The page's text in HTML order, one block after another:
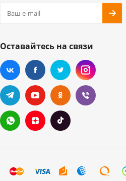
Оставайтесь на связи